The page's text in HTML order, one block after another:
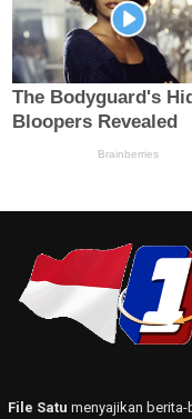
File Satu menyajikan